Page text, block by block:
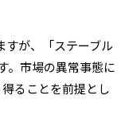
すが、「ステーブル
。市場の異常事態に
ることを前提とし